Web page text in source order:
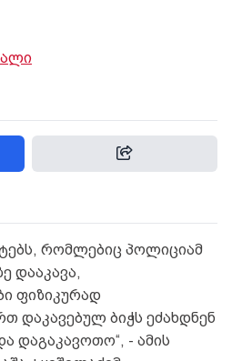
რომლებიც პოლიციამ
დააკავა,
ფიზიკურად
დაკავებულ ბიჭს ეძახდნენ
დაგაკავოთო“, - ამის